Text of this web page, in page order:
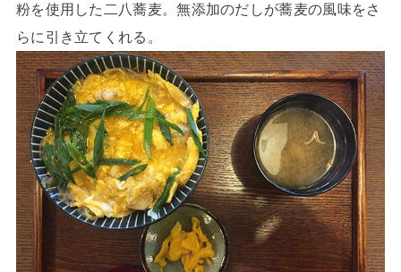
粉を使用した二八蕎麦。無添加のだしが蕎麦の風味をさ
らに引き立てくれる。